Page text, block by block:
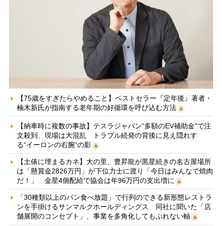
【75歳をすぎたらやめること】ベストセラー『定年後』著者・
楠木新氏が指南する老年期の好循環を呼び込む方法
【納車時に複数の事故】テスラジャパン“多額のEV補助金”で注
文殺到、現場は大混乱 トラブル続発の背後に見え隠れす
る“イーロンの右腕”の影
【土俵に埋まるカネ】大の里、豊昇龍が黒星続きの名古屋場所
は「懸賞金2826万円」が下位力士に渡り「今日はみんなで焼肉
だ！」 金星4個配給で協会は年96万円の支出増に
「30種類以上のパン食べ放題」で行列のできる新形態レストラ
ンを手掛けるサンマルクホールディングス 同社に聞いた「店
舗展開のコンセプト」、事業を多角化してもぶれない軸